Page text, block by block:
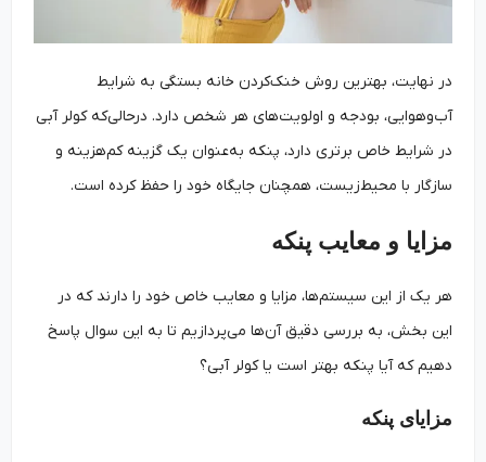
در نهایت، بهترین روش خنک‌کردن خانه بستگی به شرایط
آب‌وهوایی، بودجه و اولویت‌های هر شخص دارد. درحالی‌که کولر آبی
در شرایط خاص برتری دارد، پنکه به‌عنوان یک گزینه کم‌هزینه و
سازگار با محیط‌زیست، همچنان جایگاه خود را حفظ کرده است.
مزایا و معایب پنکه
هر یک از این سیستم‌ها، مزایا و معایب خاص خود را دارند که در
این بخش، به بررسی دقیق آن‌ها می‌پردازیم تا به این سوال پاسخ
دهیم که آیا پنکه بهتر است یا کولر آبی؟
مزایای پنکه